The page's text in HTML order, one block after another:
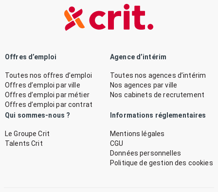
Offres d’emploi
Toutes nos offres d’emploi
Offres d’emploi par ville
Offres d’emploi par métier
Offres d’emploi par contrat
Agence d’intérim
Toutes nos agences d’intérim
Nos agences par ville
Nos cabinets de recrutement
Qui sommes-nous ?
Le Groupe Crit
Talents Crit
Informations réglementaires
Mentions légales
CGU
Données personnelles
Politique de gestion des cookies